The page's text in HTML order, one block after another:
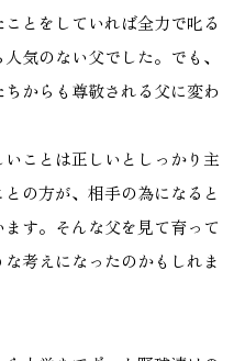
とをしていれば全力で叱る
気のない父でした。でも、
からも尊敬される父に変わ
ことは正しいとしっかり主
の方が、相手の為になると
す。そんな父を見て育って
考えになったのかもしれま